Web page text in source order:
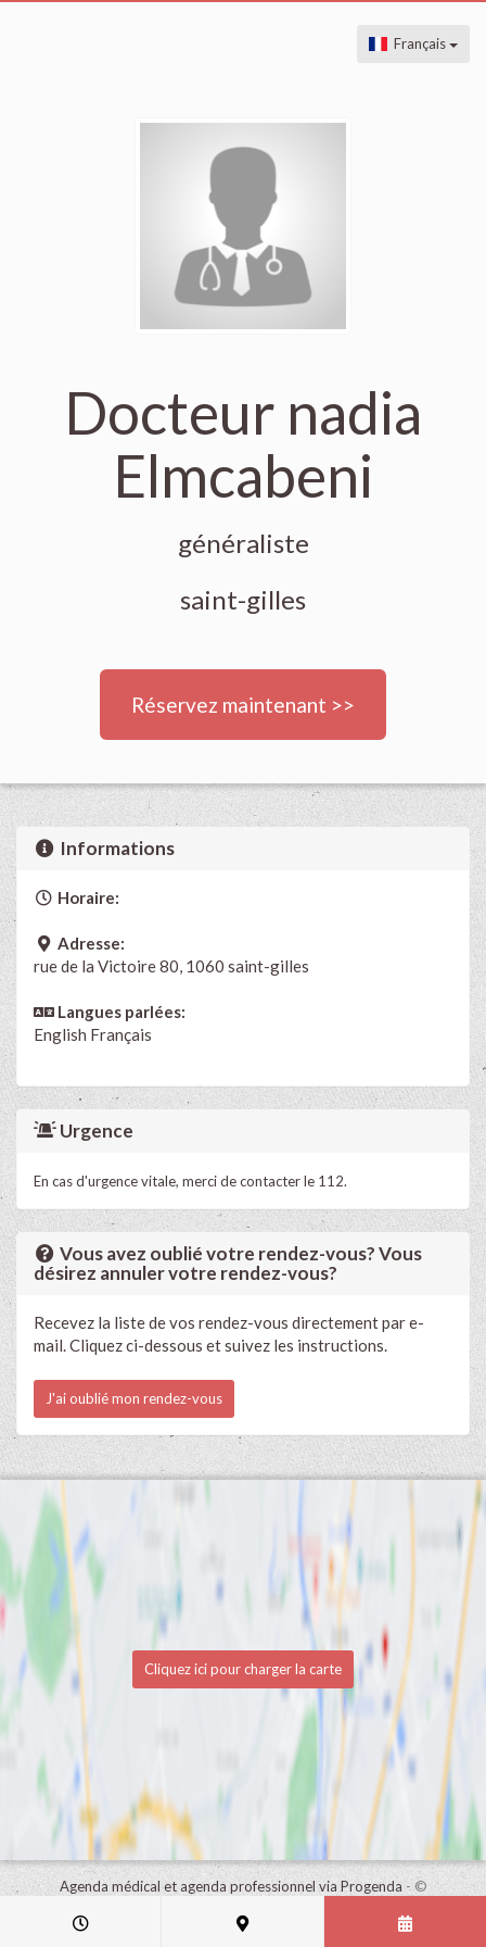
Français
Docteur nadia
Elmcabeni
généraliste
saint-gilles
Réservez maintenant >>
Informations
Horaire:
Adresse:
rue de la Victoire 80, 1060 saint-gilles
Langues parlées:
English Français
Urgence
En cas d'urgence vitale, merci de contacter le 112.
Vous avez oublié votre rendez-vous? Vous
désirez annuler votre rendez-vous?
Recevez la liste de vos rendez-vous directement par e-
mail. Cliquez ci-dessous et suivez les instructions.
J'ai oublié mon rendez-vous
Cliquez ici pour charger la carte
Agenda médical et agenda professionnel via Progenda- ©
de ce cabinet